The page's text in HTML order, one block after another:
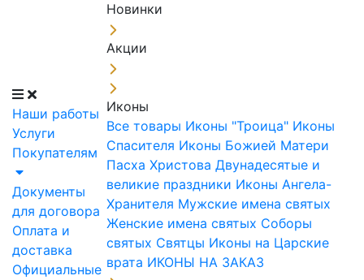
Наши работы
Услуги
Покупателям
Документы
для договора
Оплата и
доставка
Официальные
Новинки
Акции
Иконы
Все товары Иконы "Троица" Иконы
Спасителя Иконы Божией Матери
Пасха Христова Двунадесятые и
великие праздники Иконы Ангела-
Хранителя Мужские имена святых
Женские имена святых Соборы
святых Святцы Иконы на Царские
врата ИКОНЫ НА ЗАКАЗ